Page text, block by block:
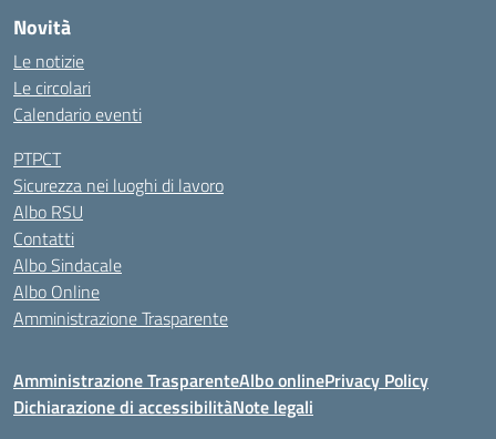
Novità
Le notizie
Le circolari
Calendario eventi
PTPCT
Sicurezza nei luoghi di lavoro
Albo RSU
Contatti
Albo Sindacale
Albo Online
Amministrazione Trasparente
Amministrazione TrasparenteAlbo onlinePrivacy Policy
Dichiarazione di accessibilitàNote legali